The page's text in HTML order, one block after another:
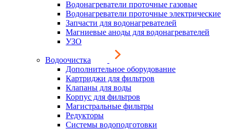
Водонагреватели проточные газовые
Водонагреватели проточные электрические
Запчасти для водонагревателей
Магниевые аноды для водонагревателей
УЗО
Водоочистка
Дополнительное оборудование
Картриджи для фильтров
Клапаны для воды
Корпус для фильтров
Магистральные фильтры
Редукторы
Системы водоподготовки